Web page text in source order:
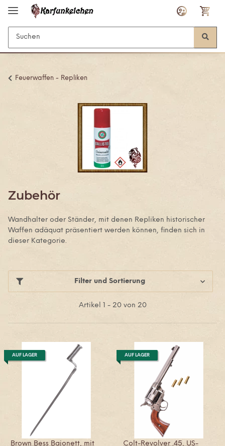
Feuerwaffen - Repliken
Zubehör
Wandhalter oder Ständer, mit denen Repliken historischer
Waffen adäquat präsentiert werden können, finden sich in
dieser Kategorie.
Filter und Sortierung
Artikel 1 - 20 von 20
AUF LAGER
Brown Bess Bajonett, mit
AUF LAGER
Colt-Revolver .45, US-